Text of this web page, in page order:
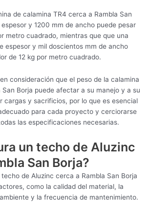
de calamina TR4 cerca a Rambla San
y 1200 mm de ancho puede pesar
metro cuadrado, mientras que que una
espesor y mil doscientos mm de ancho
de 12 kg por metro cuadrado.
consideración que el peso de la calamina
Borja puede afectar a su manejo y a su
cargas y sacrificios, por lo que es esencial
para cada proyecto y cerciorarse
las especificaciones necesarias.
un techo de Aluzinc
San Borja?
de Aluzinc cerca a Rambla San Borja
como la calidad del material, la
y la frecuencia de mantenimiento.